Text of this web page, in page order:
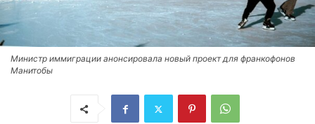
Министр иммиграции анонсировала новый проект для франкофонов
Манитобы